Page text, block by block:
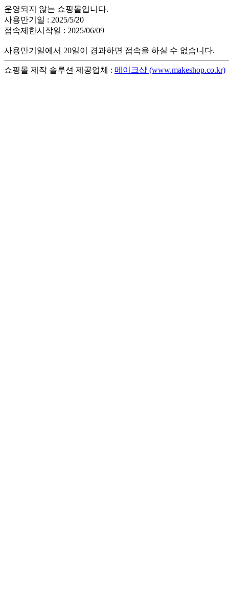
운영되지 않는 쇼핑몰입니다.
사용만기일 : 2025/5/20
접속제한시작일 : 2025/06/09
사용만기일에서 20일이 경과하면 접속을 하실 수 없습니다.
쇼핑몰 제작 솔루션 제공업체 : 메이크샵 (www.makeshop.co.kr)